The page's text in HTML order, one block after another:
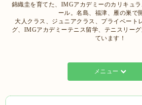
錦織圭を育てた、IMGアカデミーのカリキュ
ール。名島、福津、雁の巣で
大人クラス、ジュニアクラス、プライベート
グ、IMGアカデミーテニス留学、テニスリー
ています！
メニュー